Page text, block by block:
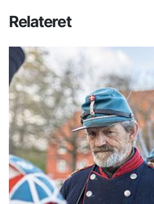
Relateret